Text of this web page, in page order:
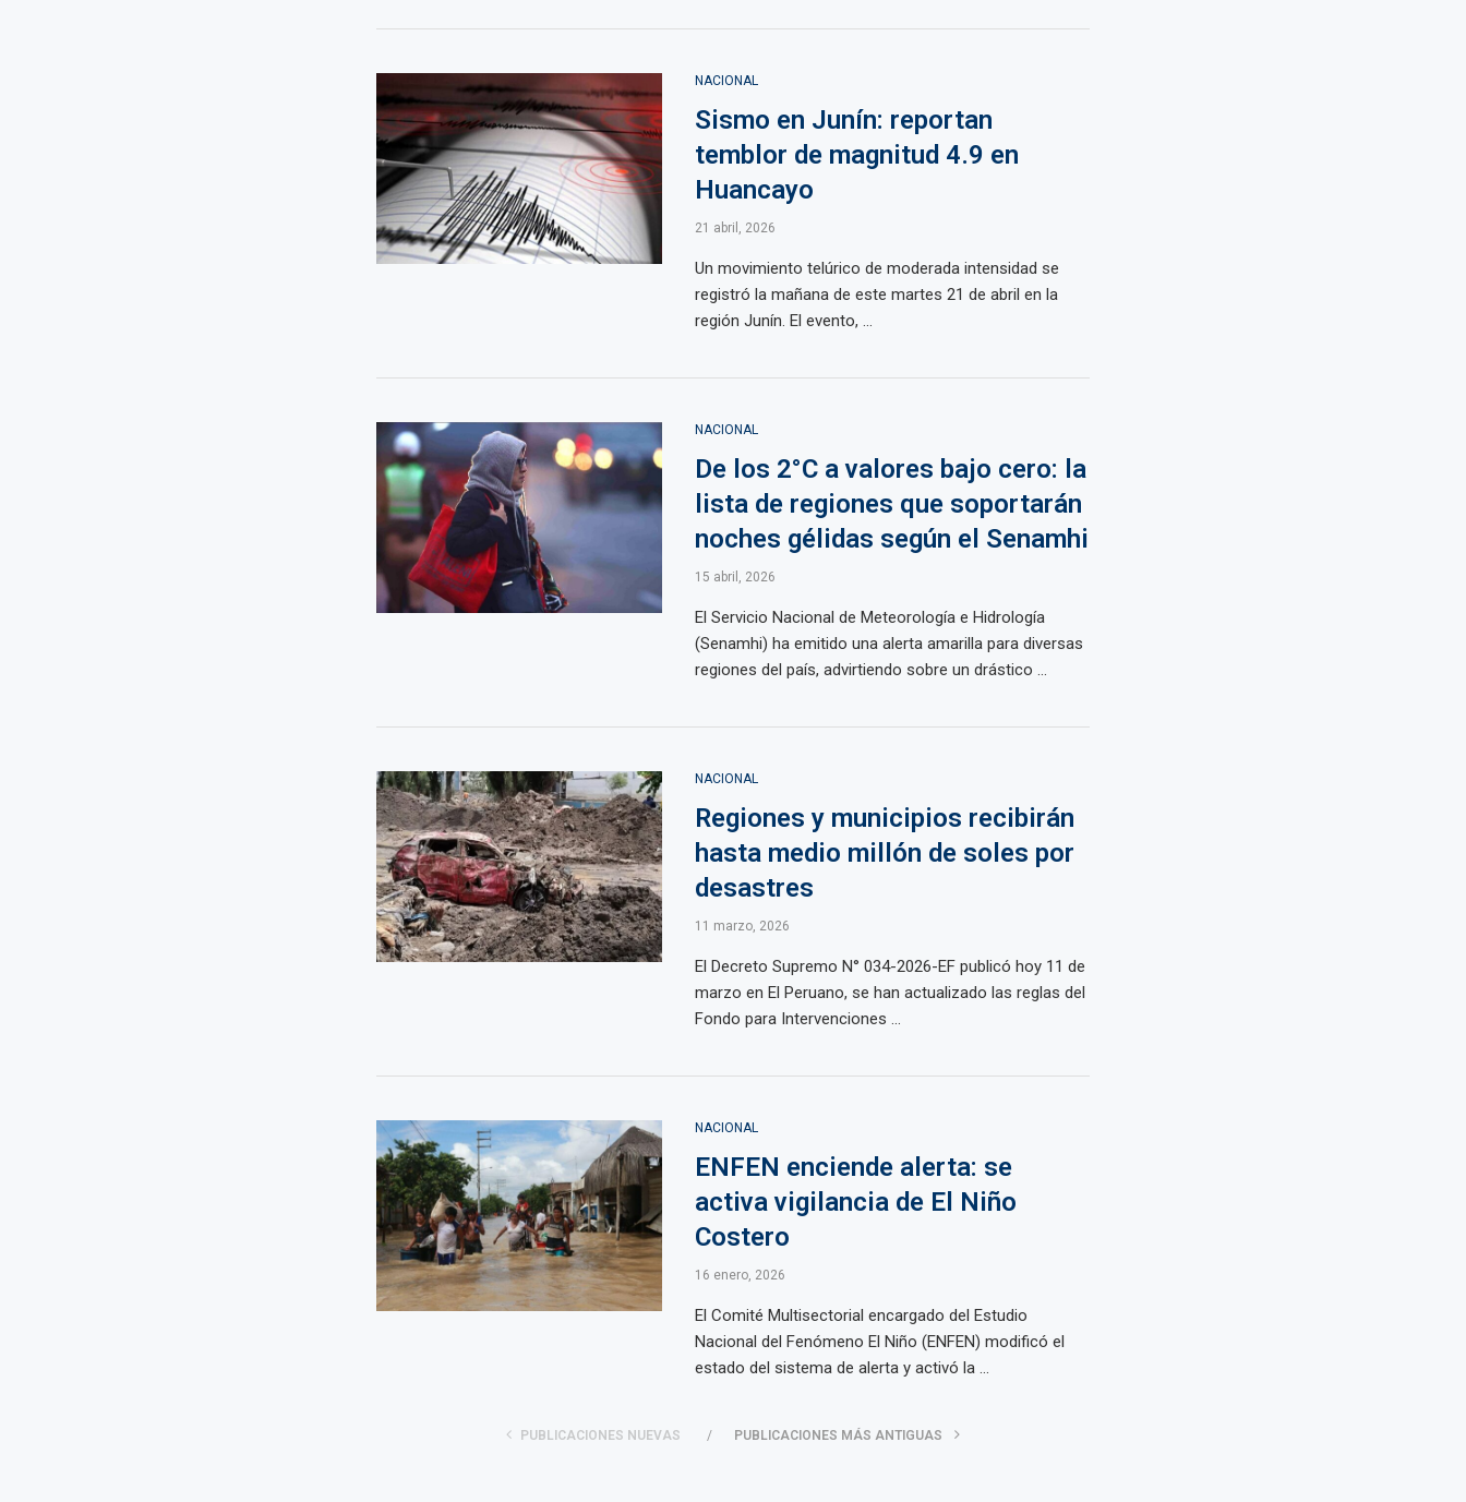
NACIONAL
Sismo en Junín: reportan
temblor de magnitud 4.9 en
Huancayo
21 abril, 2026
Un movimiento telúrico de moderada intensidad se
registró la mañana de este martes 21 de abril en la
región Junín. El evento, ...
NACIONAL
De los 2°C a valores bajo cero: la
lista de regiones que soportarán
noches gélidas según el Senamhi
15 abril, 2026
El Servicio Nacional de Meteorología e Hidrología
(Senamhi) ha emitido una alerta amarilla para diversas
regiones del país, advirtiendo sobre un drástico ...
NACIONAL
Regiones y municipios recibirán
hasta medio millón de soles por
desastres
11 marzo, 2026
El Decreto Supremo N° 034-2026-EF publicó hoy 11 de
marzo en El Peruano, se han actualizado las reglas del
Fondo para Intervenciones ...
NACIONAL
ENFEN enciende alerta: se
activa vigilancia de El Niño
Costero
16 enero, 2026
El Comité Multisectorial encargado del Estudio
Nacional del Fenómeno El Niño (ENFEN) modificó el
estado del sistema de alerta y activó la ...
PUBLICACIONES NUEVAS PUBLICACIONES MÁS ANTIGUAS